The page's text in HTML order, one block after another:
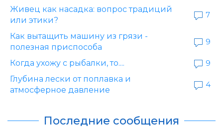
Живец как насадка: вопрос традиций
или этики?
7
Как вытащить машину из грязи -
полезная приспособа
9
Когда ухожу с рыбалки, то....
9
Глубина лески от поплавка и
атмосферное давление
4
Последние сообщения